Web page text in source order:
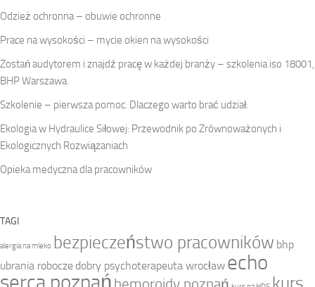
Odzież ochronna – obuwie ochronne
Prace na wysokości – mycie okien na wysokości
Zostań audytorem i znajdź pracę w każdej branży – szkolenia iso 18001,
BHP Warszawa.
Szkolenie – pierwsza pomoc. Dlaczego warto brać udział.
Ekologia w Hydraulice Siłowej: Przewodnik po Zrównoważonych i
Ekologicznych Rozwiązaniach
Opieka medyczna dla pracowników
TAGI
alergia na mleko bezpieczeństwo pracowników bhp
ubrania robocze dobry psychoterapeuta wrocław echo